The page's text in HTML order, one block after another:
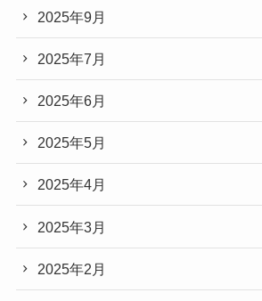
2025年9月
2025年7月
2025年6月
2025年5月
2025年4月
2025年3月
2025年2月